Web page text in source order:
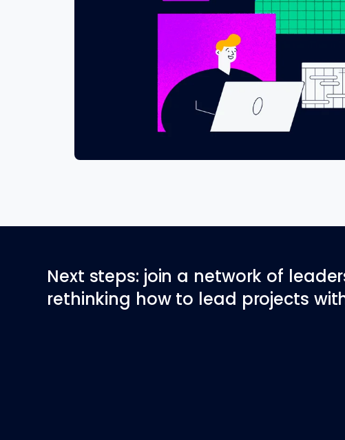
Next steps: join a network of
rethinking how to lead projects